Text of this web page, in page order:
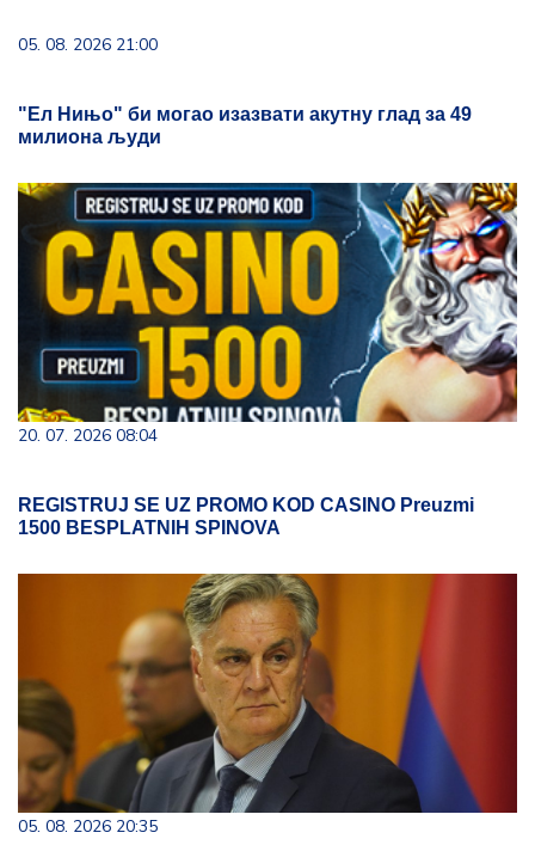
05. 08. 2026 21:00
"Ел Нињо" би могао изазвати акутну глад за 49
милиона људи
20. 07. 2026 08:04
REGISTRUJ SE UZ PROMO KOD CASINO Preuzmi
1500 BESPLATNIH SPINOVA
05. 08. 2026 20:35